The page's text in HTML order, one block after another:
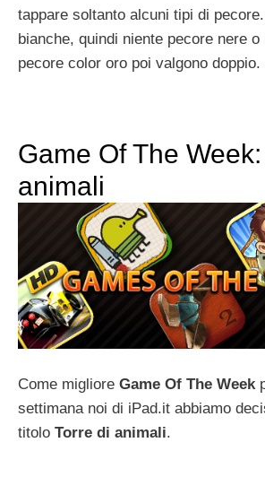
tappare soltanto alcuni tipi di
bianche, quindi niente pecore nere o
pecore color oro poi valgono doppio.
Game Of The
animali
Come migliore Game Of The Week
settimana noi di iPad.it abbiamo
titolo Torre di animali.